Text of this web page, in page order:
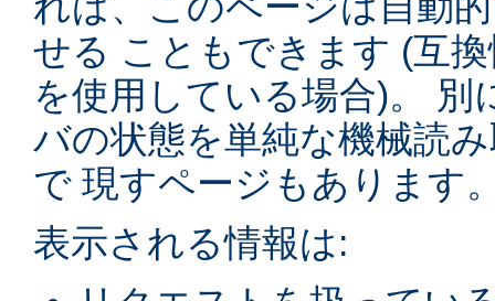
せる こともできます (互
を使用している場合)。 別
バの状態を単純な機械読
で 現すページもあります
表示される情報は: